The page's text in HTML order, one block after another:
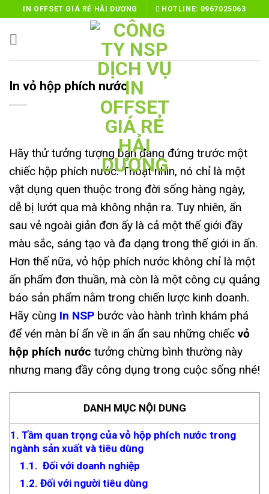
to
content
IN OFFSET GIÁ RẺ HẢI DƯƠNG HOTLINE: 0967025063
In vỏ hộp phích nước
Hãy thử tưởng tượng bạn đang đứng trước một
chiếc hộp phích nước. Thoạt nhìn, nó chỉ là một
vật dụng quen thuộc trong đời sống hàng ngày,
dễ bị lướt qua mà không nhận ra. Tuy nhiên, ẩn
sau vẻ ngoài giản đơn ấy là cả một thế giới đầy
màu sắc, sáng tạo và đa dạng trong thế giới in ấn.
Hơn thế nữa, vỏ hộp phích nước không chỉ là một
ấn phẩm đơn thuần, mà còn là một công cụ quảng
báo sản phẩm nằm trong chiến lược kinh doanh.
Hãy cùng In NSP bước vào hành trình khám phá
để vén màn bí ẩn về in ấn ẩn sau những chiếcvỏ
hộp phích nước tưởng chừng bình thường này
nhưng mang đầy công dụng trong cuộc sống nhé!
DANH MỤC NỘI DUNG
1. Tầm quan trọng của vỏ hộp phích nước trong
ngành sản xuất và tiêu dùng
1.1. Đối với doanh nghiệp
1.2. Đối với người tiêu dùng